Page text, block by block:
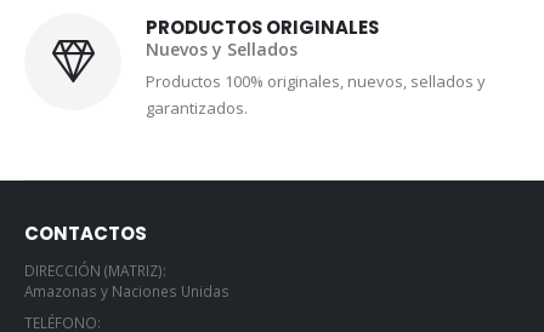
PRODUCTOS ORIGINALES
Nuevos y Sellados
Productos 100% originales, nuevos, sellados y
garantizados.
CONTACTOS
DIRECCIÓN (MATRIZ):
Amazonas y Naciones Unidas
TELÉFONO: